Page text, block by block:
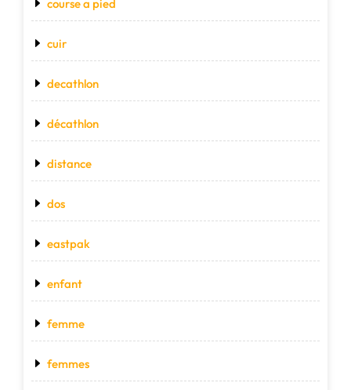
course a pied
cuir
decathlon
décathlon
distance
dos
eastpak
enfant
femme
femmes